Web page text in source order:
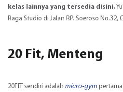
kelas lainnya yang tersedia disini.
Raga Studio di Jalan RP. Soeroso No.32,
20 Fit, Menteng
20FIT sendiri adalah micro-gym